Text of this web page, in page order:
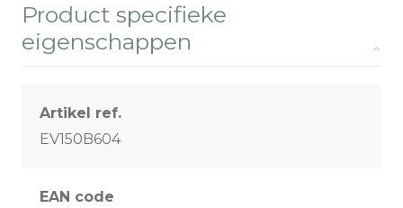
Product specifieke
eigenschappen
Artikel ref.
EV150B604
EAN code